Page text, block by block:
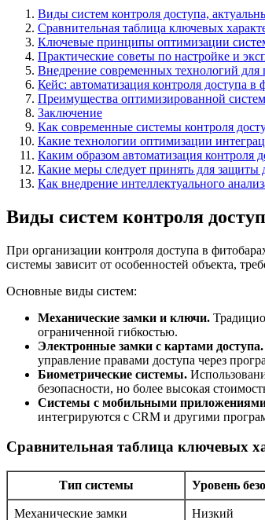
Виды систем контроля доступа,
Сравнительная таблица ключевых
Ключевые принципы оптимизации
Практические советы по настройке и
Внедрение современных технологий
Кейс: автоматизация контроля доступа
Преимущества оптимизированной
Заключение
Как современные системы контроля
Какие технологии оптимизации
Каким образом автоматизация контроля
Какие меры следует принять для защиты
Как внедрение интеллектуального
Виды систем контроля
При организации контроля доступа в
системы зависит от особенностей объекта,
Основные виды систем:
Механические замки и ключи.
ограниченной гибкостью.
Электронные замки с картами доступа.
управление правами доступа через
Биометрические системы.
безопасности, но более высокая
Системы с мобильными
интегрируются с CRM и другими
Сравнительная таблица ключевых
Тип системы Уровень
Механические замки Низкий